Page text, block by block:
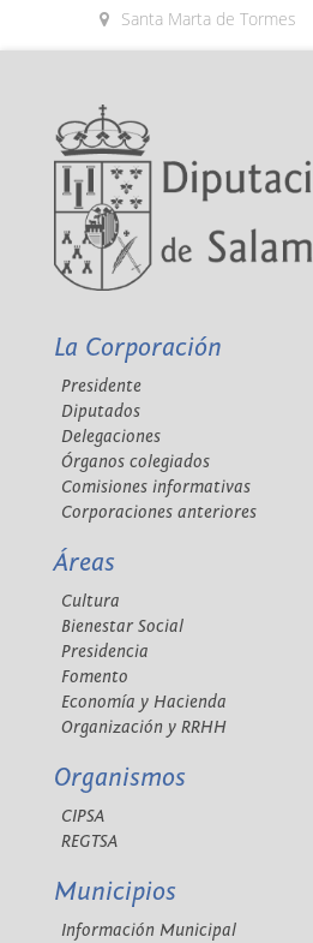
Santa Marta de Tormes
La Corporación
Presidente
Diputados
Delegaciones
Órganos colegiados
Comisiones informativas
Corporaciones anteriores
Áreas
Cultura
Bienestar Social
Presidencia
Fomento
Economía y Hacienda
Organización y RRHH
Organismos
CIPSA
REGTSA
Municipios
Información Municipal